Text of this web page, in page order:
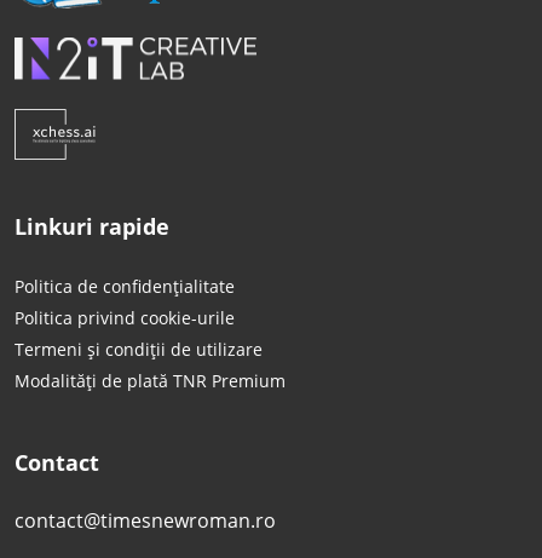
Linkuri rapide
Politica de confidențialitate
Politica privind cookie-urile
Termeni și condiții de utilizare
Modalități de plată TNR Premium
Contact
contact@timesnewroman.ro